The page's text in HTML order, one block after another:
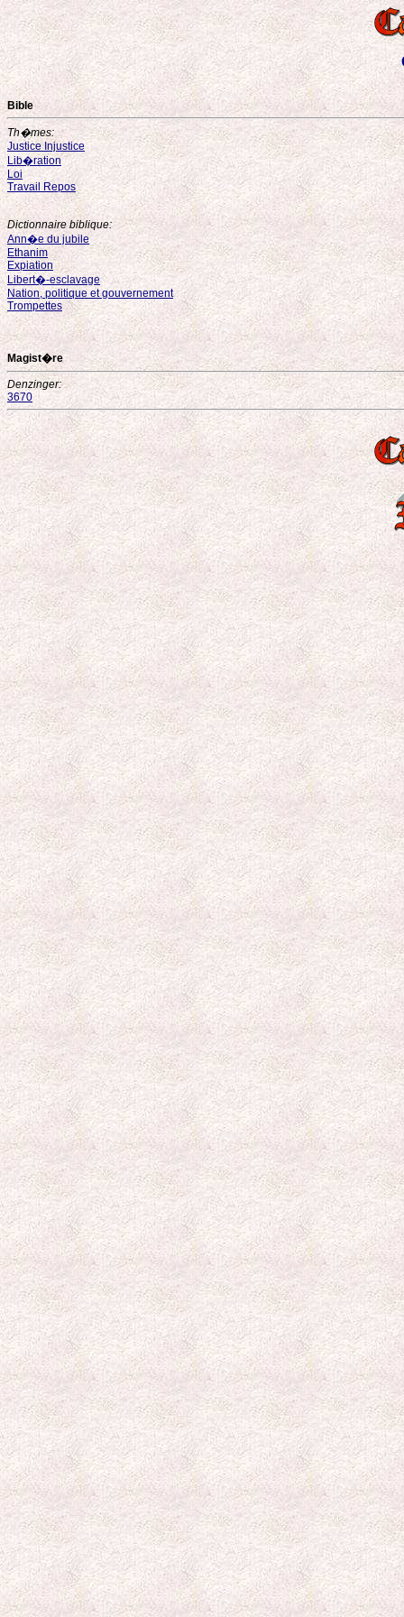
Bible
Th�mes:
Justice Injustice
Lib�ration
Loi
Travail Repos
Dictionnaire biblique:
Ann�e du jubile
Ethanim
Expiation
Libert�-esclavage
Nation, politique et gouvernement
Trompettes
Magist�re
Denzinger:
3670